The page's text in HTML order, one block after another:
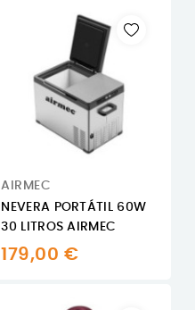
AIRMEC
NEVERA PORTÁTIL 60W
30 LITROS AIRMEC
179,00 €